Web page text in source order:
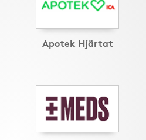
Apotek Hjärtat